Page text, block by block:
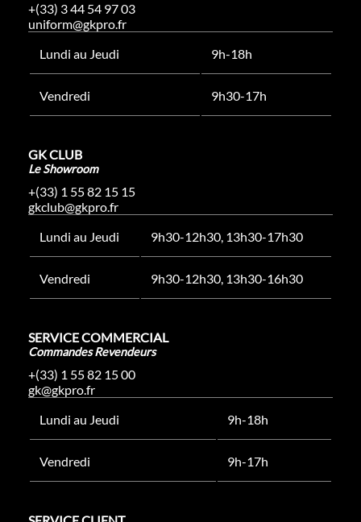
+(33) 3 44 54 97 03
uniform@gkpro.fr
Lundi au Jeudi
9h-18h
Vendredi 9h30-17h
GK CLUB
Le Showroom
+(33) 1 55 82 15 15
gkclub@gkpro.fr
Lundi au Jeudi
9h30-12h30, 13h30-17h30
Vendredi 9h30-12h30, 13h30-16h30
SERVICE COMMERCIAL
Commandes Revendeurs
+(33) 1 55 82 15 00
gk@gkpro.fr
Lundi au Jeudi
9h-18h
Vendredi 9h-17h